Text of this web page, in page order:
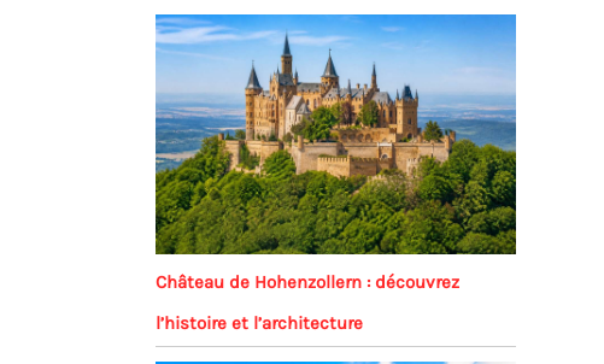
Château de Hohenzollern : découvrez
l’histoire et l’architecture